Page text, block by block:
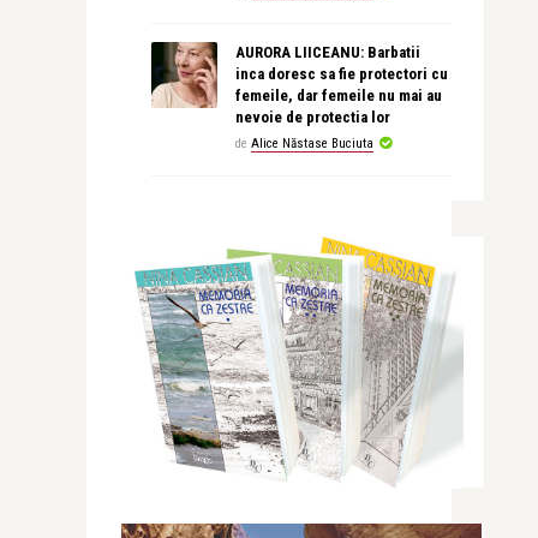
AURORA LIICEANU: Barbatii
inca doresc sa fie protectori cu
femeile, dar femeile nu mai au
nevoie de protectia lor
de Alice Năstase Buciuta